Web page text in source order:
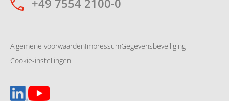
+49 7554 2100-0
Algemene voorwaardenImpressumGegevensbeveiliging
Cookie-instellingen